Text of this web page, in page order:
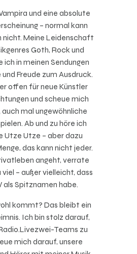
und eine absolute
– normal kann
nicht. Meine Leidenschaft
Goth, Rock und
ich in meinen Sendungen
Freude zum Ausdruck.
offen für neue Künstler
und scheue mich
mal ungewöhnliche
Ab und zu höre ich
Utze Utze – aber dazu
das kann nicht jeder.
angeht, verrate
– außer vielleicht, dass
als Spitznamen habe.
kommt? Das bleibt ein
Ich bin stolz darauf,
Teams zu
mich darauf, unsere